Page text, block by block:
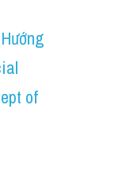
Hướng
of